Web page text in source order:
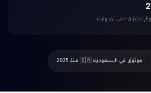
- في أي وقت
موثوق في السعودية 🇸🇦 منذ 2025